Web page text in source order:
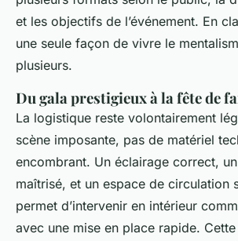
et les objectifs de l’événement. En
une seule façon de vivre le
plusieurs.
Du gala prestigieux à la fête de
La logistique reste volontairement
scène imposante, pas de matériel
encombrant. Un éclairage correct,
maîtrisé, et un espace de circulation
permet d’intervenir en intérieur
avec une mise en place rapide.